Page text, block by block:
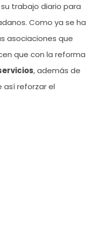
trabajo diario para
Como ya se ha
asociaciones que
que con la reforma
, además de
así reforzar el